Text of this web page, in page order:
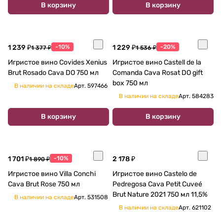
В корзину В корзину
1 239 ₽1 377 ₽ -10%
Игристое вино Covides Xenius
Brut Rosado Cava DO 750 мл
В наличии на складеАрт. 597466
В корзину
1 229 ₽1 536 ₽ -20%
Игристое вино Castell de la
Comanda Cava Rosat DO gift
box 750 мл
В наличии на складеАрт. 584283
В корзину
1 701 ₽1 890 ₽ -10%
Игристое вино Villa Conchi
Cava Brut Rose 750 мл
В наличии на складеАрт. 531508
2 178 ₽
Игристое вино Castelo de
Pedregosa Cava Petit Cuveé
Brut Nature 2021 750 мл 11,5%
В наличии на складеАрт. 621102